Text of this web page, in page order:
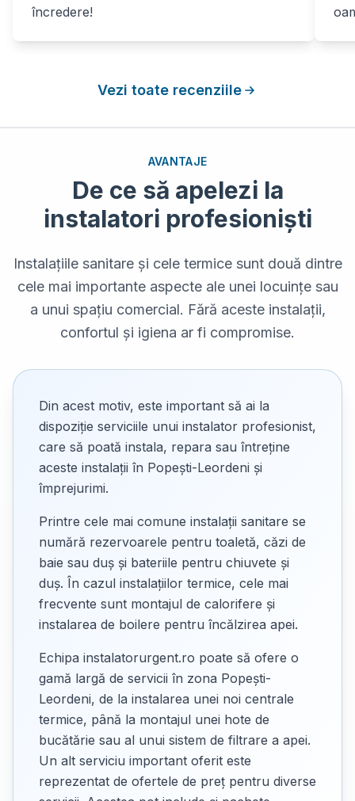
încredere!
Vezi toate recenziile
AVANTAJE
De ce să apelezi la
instalatori profesioniști
Instalațiile sanitare și cele termice sunt două dintre
cele mai importante aspecte ale unei locuințe sau
a unui spațiu comercial. Fără aceste instalații,
confortul și igiena ar fi compromise.
Din acest motiv, este important să ai la
dispoziție serviciile unui instalator profesionist,
care să poată instala, repara sau întreține
aceste instalații în Popești-Leordeni și
împrejurimi.
Printre cele mai comune instalații sanitare se
numără rezervoarele pentru toaletă, căzi de
baie sau duș și bateriile pentru chiuvete și
duș. În cazul instalațiilor termice, cele mai
frecvente sunt montajul de calorifere și
instalarea de boilere pentru încălzirea apei.
Echipa instalatorurgent.ro poate să ofere o
gamă largă de servicii în zona Popești-
Leordeni, de la instalarea unei noi centrale
termice, până la montajul unei hote de
bucătărie sau al unui sistem de filtrare a apei.
Un alt serviciu important oferit este
reprezentat de ofertele de preț pentru diverse